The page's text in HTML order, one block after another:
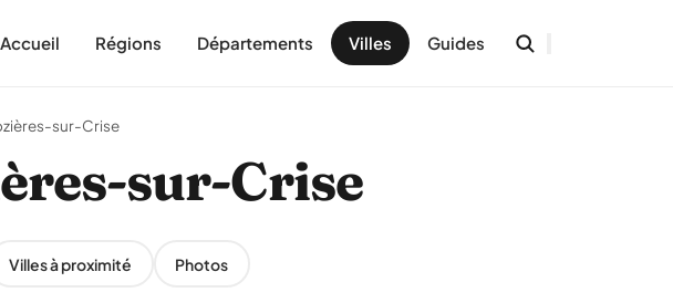
Accueil Régions Départements Villes Guides
sur-Crise
sur-Crise
Villes à proximité Photos